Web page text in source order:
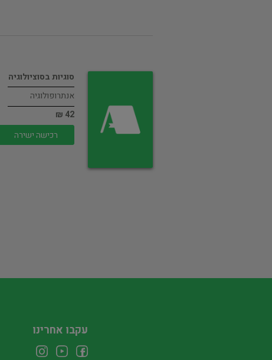
סוגיות בסוציולוגיה
אנתרופולוגיה
42 ₪
רכישה ישירה
עקבו אחרינו